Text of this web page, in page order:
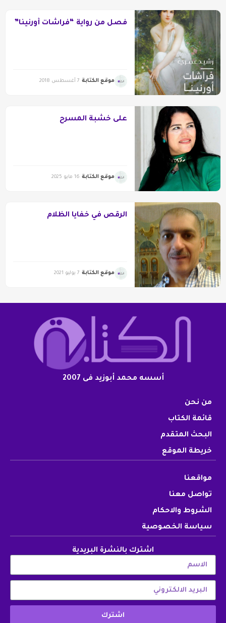
فصل من رواية “فراشات أورنينا”
موقع الكتابة 7 أغسطس 2018
على خشبة المسرح
موقع الكتابة 16 مايو 2025
الرقص في خفايا الظلام
موقع الكتابة 7 يوليو 2021
أسسه محمد أبوزيد فى 2007
من نحن
قائمة الكتاب
البحث المتقدم
خريطة الموقع
مواقعنا
تواصل معنا
الشروط والاحكام
سياسة الخصوصية
اشترك بالنشرة البريدية
اشترك